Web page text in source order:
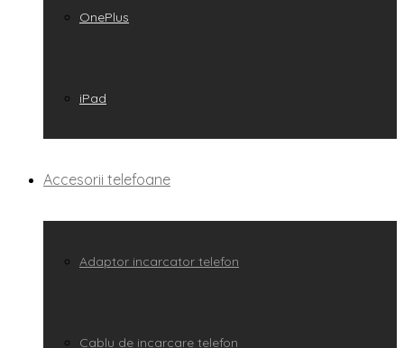
OnePlus
iPad
Accesorii telefoane
Adaptor incarcator telefon
Cablu de incarcare telefon